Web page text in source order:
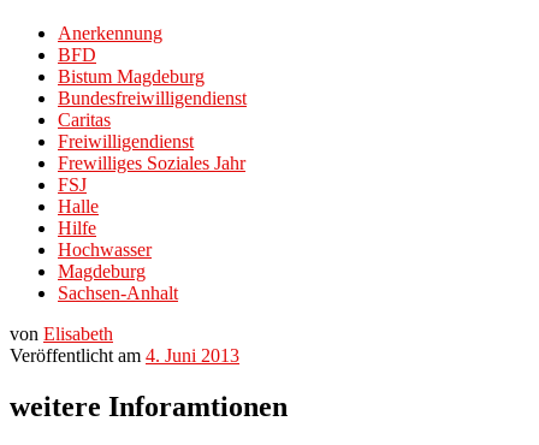
Anerkennung
BFD
Bistum Magdeburg
Bundesfreiwilligendienst
Caritas
Freiwilligendienst
Frewilliges Soziales Jahr
FSJ
Halle
Hilfe
Hochwasser
Magdeburg
Sachsen-Anhalt
von Elisabeth
Veröffentlicht am 4. Juni 2013
weitere Inforamtionen